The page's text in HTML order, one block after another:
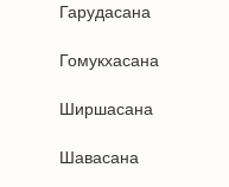
Гарудасана
Гомукхасана
Ширшасана
Шавасана